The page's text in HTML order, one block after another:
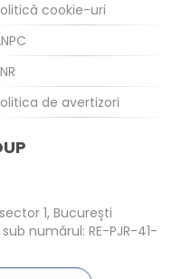
cookie-uri
de avertizori
1, București
numărul: RE-PJR-41-